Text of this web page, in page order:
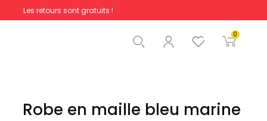
Les retours sont gratuits !
0
Total 0,00 €
Commencer la commande
Robe en maille bleu marine